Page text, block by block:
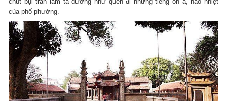
của phố phường.